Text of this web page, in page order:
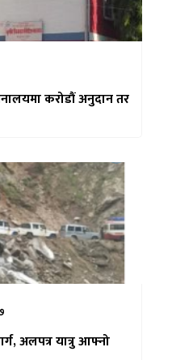
करोडौं अनुदान तर
अलपत्र यात्रु आफ्नो